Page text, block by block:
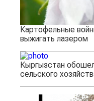
Картофельные
выжигать лазером
Кыргызстан
сельского